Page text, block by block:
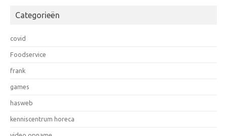
Categorieën
covid
Foodservice
frank
games
hasweb
kenniscentrum horeca